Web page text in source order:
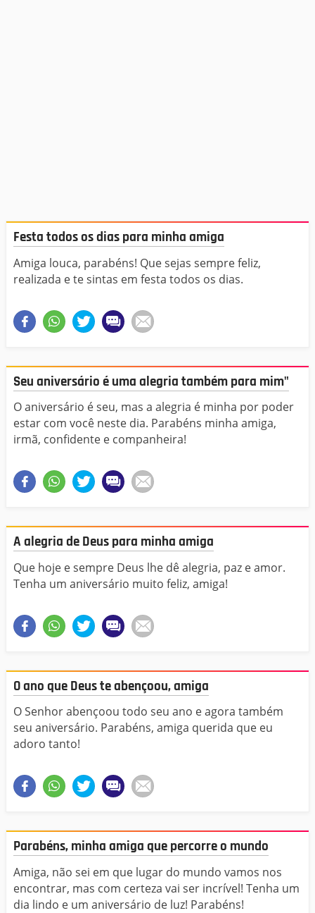
Festa todos os dias para minha amiga
Amiga louca, parabéns! Que sejas sempre feliz,
realizada e te sintas em festa todos os dias.
Seu aniversário é uma alegria também para mim"
O aniversário é seu, mas a alegria é minha por poder
estar com você neste dia. Parabéns minha amiga,
irmã, confidente e companheira!
A alegria de Deus para minha amiga
Que hoje e sempre Deus lhe dê alegria, paz e amor.
Tenha um aniversário muito feliz, amiga!
O ano que Deus te abençoou, amiga
O Senhor abençoou todo seu ano e agora também
seu aniversário. Parabéns, amiga querida que eu
adoro tanto!
Parabéns, minha amiga que percorre o mundo
Amiga, não sei em que lugar do mundo vamos nos
encontrar, mas com certeza vai ser incrível! Tenha um
dia lindo e um aniversário de luz! Parabéns!